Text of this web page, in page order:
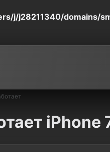
j/j28211340/domains/
iPhone